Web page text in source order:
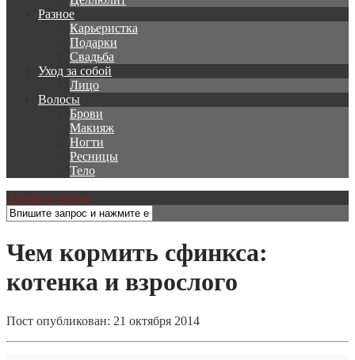
Разное
Карьеристка
Подарки
Свадьба
Уход за собой
Лицо
Волосы
Брови
Макияж
Ногти
Ресницы
Тело
Открыть меню
Чем кормить сфинкса:
котенка и взрослого
Пост опубликован: 21 октября 2014